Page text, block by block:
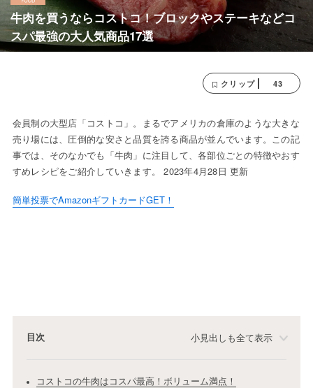
牛肉を買うならコストコ！ブロックやステーキなどコ
スパ最強の大人気商品17選
クリップ 43
会員制の大型店「コストコ」。まるでアメリカの倉庫のような大きな
売り場には、圧倒的な安さと品質を誇る商品が並んでいます。この記
事では、そのなかでも「牛肉」に注目して、各部位ごとの特徴やおす
すめレシピをご紹介していきます。 2023年4月28日 更新
簡単投票でAmazonギフトカードGET！
目次 小見出しも全て表示
コストコの牛肉はコスパ最高！ボリューム満点！